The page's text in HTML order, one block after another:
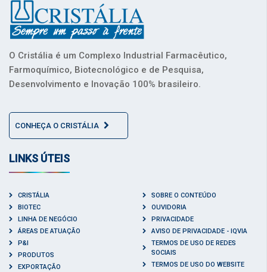
O Cristália é um Complexo Industrial Farmacêutico,
Farmoquímico, Biotecnológico e de Pesquisa,
Desenvolvimento e Inovação 100% brasileiro.
CONHEÇA O CRISTÁLIA
LINKS ÚTEIS
CRISTÁLIA
BIOTEC
LINHA DE NEGÓCIO
ÁREAS DE ATUAÇÃO
P&I
PRODUTOS
EXPORTAÇÃO
SOBRE O CONTEÚDO
OUVIDORIA
PRIVACIDADE
AVISO DE PRIVACIDADE - IQVIA
TERMOS DE USO DE REDES
SOCIAIS
TERMOS DE USO DO WEBSITE